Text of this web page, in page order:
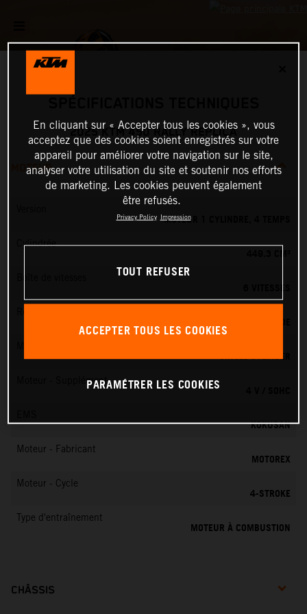
2025 KTM 450 RALLY REPLICA
MOTEUR
MOTEUR 1 CYLINDRE, 4 TEMPS
Cylindrée
REFROIDISSEMENT LIQUIDE
SINGLE CYLINDER
Moteur - Supplément
KOKUSAN
Moteur - Fabricant
MOTOREX
Moteur - Cycle
4-STROKE
Type d'entraînement
MOTEUR À COMBUSTION
CHÂSSIS
En cliquant sur « Accepter tous les cookies », vous
acceptez que des cookies soient enregistrés sur votre
appareil pour améliorer votre navigation sur le site,
analyser votre utilisation du site et soutenir nos efforts
de marketing. Les cookies peuvent également
être refusés.
Privacy Policy Impression
TOUT REFUSER
ACCEPTER TOUS LES COOKIES
PARAMÉTRER LES COOKIES